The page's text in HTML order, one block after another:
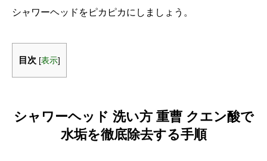
シャワーヘッドをピカピカにしましょう。
目次 [表示]
シャワーヘッド 洗い方 重曹 クエン酸で
水垢を徹底除去する手順